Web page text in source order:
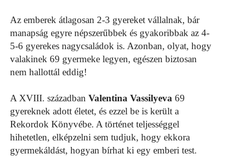
Az emberek átlagosan 2-3 gyereket vállalnak, bár
manapság egyre népszerűbbek és gyakoribbak az 4-
5-6 gyerekes nagycsaládok is. Azonban, olyat, hogy
valakinek 69 gyermeke legyen, egészen biztosan
nem hallottál eddig!
A XVIII. században Valentina Vassilyeva 69
gyereknek adott életet, és ezzel be is került a
Rekordok Könyvébe. A történet teljességgel
hihetetlen, elképzelni sem tudjuk, hogy ekkora
gyermekáldást, hogyan bírhat ki egy emberi test.